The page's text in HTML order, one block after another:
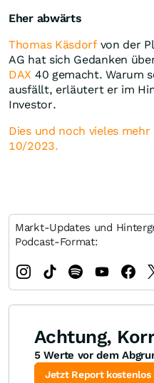
Eher abwärts
Thomas Käsdorfvon der
AG hat sich Gedanken
DAX 40 gemacht. Warum
ausfällt, erläutert er im
Investor.
Dies und noch vieles
10/2023.
Markt-Updates und
Podcast-Format:
Achtung,
5 Werte vor dem
Jetzt Report